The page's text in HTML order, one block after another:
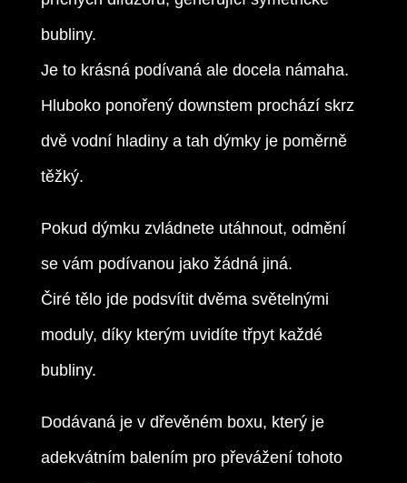
bubliny.
Je to krásná podívaná ale docela námaha.
Hluboko ponořený downstem prochází skrz
dvě vodní hladiny a tah dýmky je poměrně
těžký.
Pokud dýmku zvládnete utáhnout, odmění
se vám podívanou jako žádná jiná.
Čiré tělo jde podsvítit dvěma světelnými
moduly, díky kterým uvidíte třpyt každé
bubliny.
Dodávaná je v dřevěném boxu, který je
adekvátním balením pro převážení tohoto